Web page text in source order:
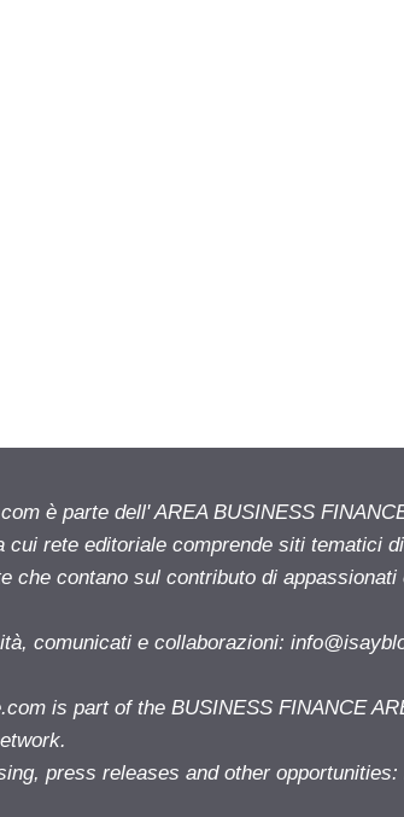
è parte dell' AREA BUSINESS
cui rete editoriale comprende siti tematici
che contano sul contributo di appassionati
comunicati e collaborazioni:
is part of the BUSINESS FINANCE
network.
press releases and other opportunities: